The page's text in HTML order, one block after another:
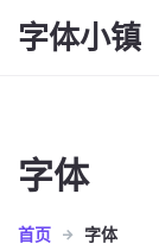
字体小镇
字体
首页 字体